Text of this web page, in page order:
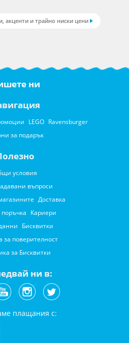
акценти и трайно ниски цени
ни
LEGO Ravensburger
за подарък
условия
въпроси
Доставка
поръчка Кариери
Бисквитки
за поверителност
за Бисквитки
ни в:
плащания с: